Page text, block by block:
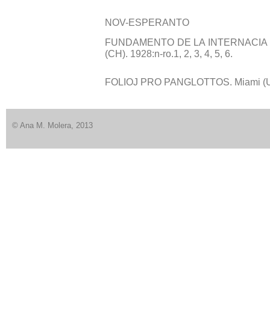
NOV-ESPERANTO
FUNDAMENTO DE LA
(CH). 1928:n-ro.1, 2, 3, 4, 5, 6.
FOLIOJ PRO PANGLOTTOS. Miami
© Ana M. Molera, 2013